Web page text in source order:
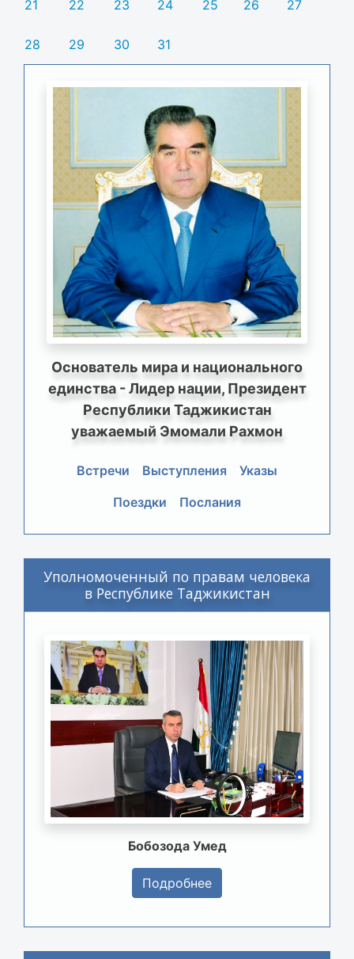
21 22 23 24 25 26 27
28 29 30 31
Основатель мира и национального
единства - Лидер нации, Президент
Республики Таджикистан
уважаемый Эмомали Рахмон
Встречи Выступления
Указы
Поездки
Послания
Уполномоченный по правам человека
в Республике Таджикистан
Бобозода Умед
Подробнее